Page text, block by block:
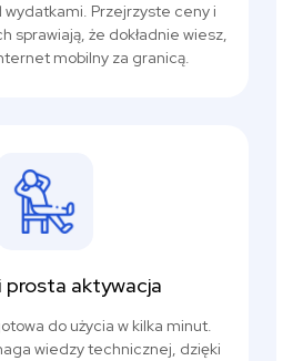
wydatkami. Przejrzyste ceny i
sprawiają, że dokładnie wiesz,
mobilny za granicą.
prosta aktywacja
do użycia w kilka minut.
wiedzy technicznej, dzięki